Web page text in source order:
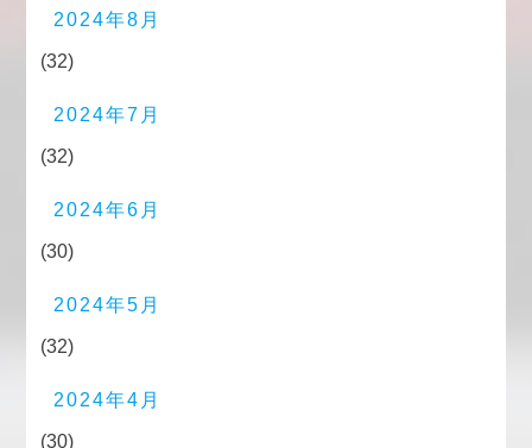
2024年8月
(32)
2024年7月
(32)
2024年6月
(30)
2024年5月
(32)
2024年4月
(30)